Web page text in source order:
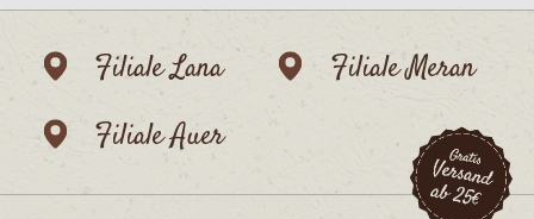
Filiale Lana
Filiale Meran
Filiale Auer